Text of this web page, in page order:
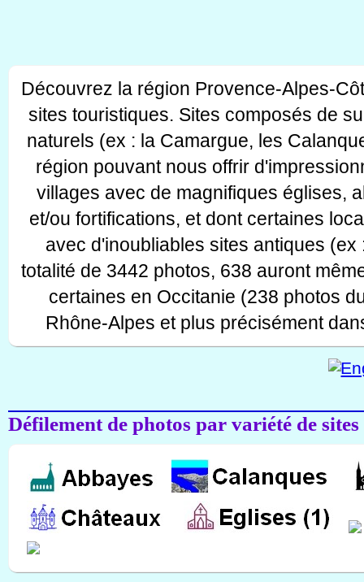
Découvrez la région Provence-Alpes-
sites touristiques. Sites composés de
naturels (ex : la Camargue, les
région pouvant nous offrir
villages avec de magnifiques églises,
et/ou fortifications, et dont certaines
avec d'inoubliables sites antiques
totalité de 3442 photos, 638 auront
certaines en Occitanie (238 photos
Rhône-Alpes et plus précisément
Défilement de photos par variété de